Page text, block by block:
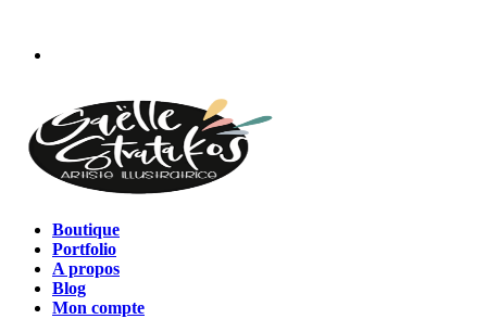
contenu
Boutique
Portfolio
A propos
Blog
Mon compte